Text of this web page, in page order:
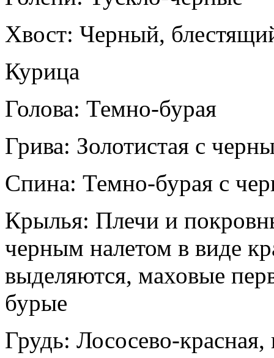
Хвост: Черный,
Курица
Голова: Темно-бурая
Грива: Золотистая с
Спина: Темно-бурая с
Крылья: Плечи и
черным налетом в виде
выделяются, маховые
бурые
Грудь: Лососево-